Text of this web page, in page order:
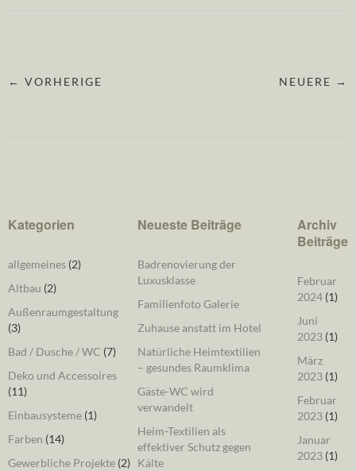
← VORHERIGE NEUERE →
Kategorien
allgemeines (2)
Altbau (2)
Außenraumgestaltung
(3)
Bad / Dusche / WC (7)
Deko und Accessoires
(11)
Einbausysteme (1)
Farben (14)
Gewerbliche Projekte (2)
Neueste Beiträge
Badrenovierung der
Luxusklasse
Familienfoto Galerie
Zuhause anstatt im Hotel
Natürliche Heimtextilien
– gesundes Raumklima
Gäste-WC wird
verwandelt
Heim-Textilien als
effektiver Schutz gegen
Kälte
Archiv
Beiträge
Februar
2024(1)
Juni
2023(1)
März
2023(1)
Februar
2023(1)
Januar
2023(1)